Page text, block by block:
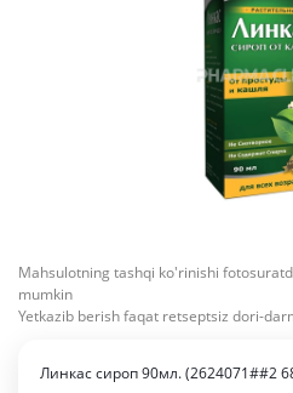
Mahsulotning tashqi ko'rinishi
mumkin
Yetkazib berish faqat retseptsiz dori-
Линкас сироп 90мл. (2624071##2